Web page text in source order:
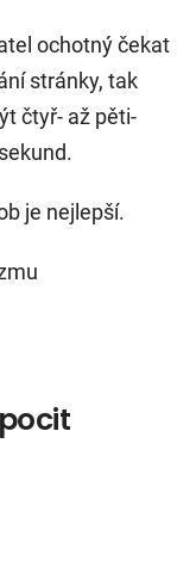
ochotný čekat
stránky, tak
čtyř- až pěti-
je nejlepší.